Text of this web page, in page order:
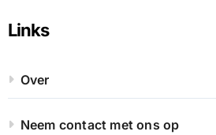
Links
Over
Neem contact met ons op